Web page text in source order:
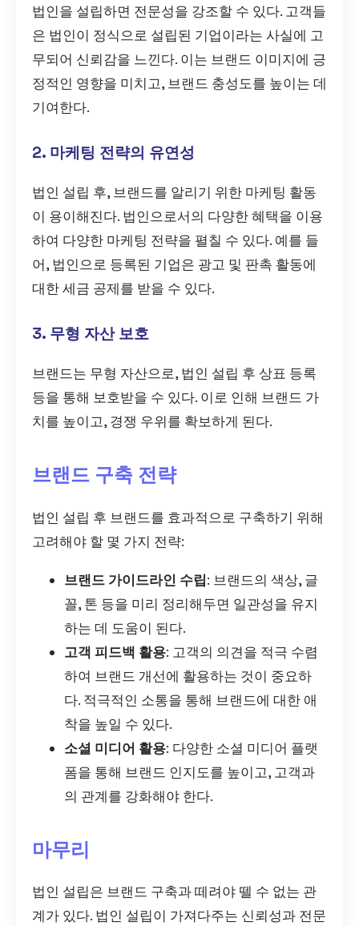
법인을 설립하면 전문성을 강조할 수 있다. 고객들
은 법인이 정식으로 설립된 기업이라는 사실에 고
무되어 신뢰감을 느낀다. 이는 브랜드 이미지에 긍
정적인 영향을 미치고, 브랜드 충성도를 높이는 데
기여한다.
2. 마케팅 전략의 유연성
법인 설립 후, 브랜드를 알리기 위한 마케팅 활동
이 용이해진다. 법인으로서의 다양한 혜택을 이용
하여 다양한 마케팅 전략을 펼칠 수 있다. 예를 들
어, 법인으로 등록된 기업은 광고 및 판촉 활동에
대한 세금 공제를 받을 수 있다.
3. 무형 자산 보호
브랜드는 무형 자산으로, 법인 설립 후 상표 등록
등을 통해 보호받을 수 있다. 이로 인해 브랜드 가
치를 높이고, 경쟁 우위를 확보하게 된다.
브랜드 구축 전략
법인 설립 후 브랜드를 효과적으로 구축하기 위해
고려해야 할 몇 가지 전략:
브랜드 가이드라인 수립: 브랜드의 색상, 글
꼴, 톤 등을 미리 정리해두면 일관성을 유지
하는 데 도움이 된다.
고객 피드백 활용: 고객의 의견을 적극 수렴
하여 브랜드 개선에 활용하는 것이 중요하
다. 적극적인 소통을 통해 브랜드에 대한 애
착을 높일 수 있다.
소셜 미디어 활용: 다양한 소셜 미디어 플랫
폼을 통해 브랜드 인지도를 높이고, 고객과
의 관계를 강화해야 한다.
마무리
법인 설립은 브랜드 구축과 떼려야 뗄 수 없는 관
계가 있다. 법인 설립이 가져다주는 신뢰성과 전문